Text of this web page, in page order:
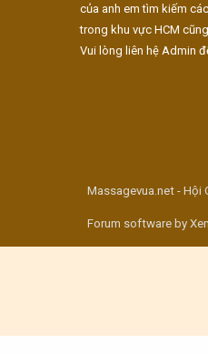
của anh em tìm kiếm
trong khu vực HCM
Vui lòng liên hệ Admin
Massagevua.net - Hội
Forum software by